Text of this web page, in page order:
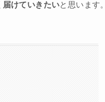
届けていきたいと思います。